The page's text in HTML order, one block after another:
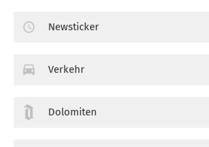
Newsticker
Verkehr
Dolomiten